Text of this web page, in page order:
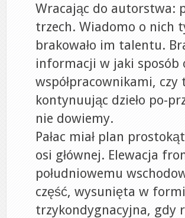
Wracając do autorstwa:
trzech. Wiadomo o nich
brakowało im talentu.
informacji w jaki sposób
współpracownikami,
kontynuując dzieło po-
nie dowiemy.
Pałac miał plan
osi głównej. Elewacja
południowemu
część, wysunięta w
trzykondygnacyjna, gdy